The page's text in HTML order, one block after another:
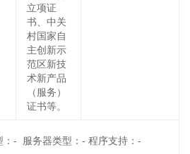
立项证
书、中关
村国家自
主创新示
范区新技
术新产品
（服务）
证书等。
：- 服务器类型：- 程序支持：-